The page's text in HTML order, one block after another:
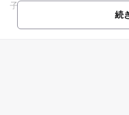
子どもがぐずってもすぐに立ち
続